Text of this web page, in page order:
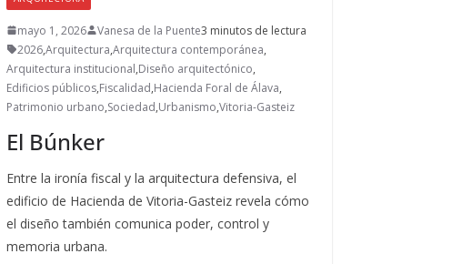
mayo 1, 2026 Vanesa de la Puente3 minutos de lectura
2026,Arquitectura,Arquitectura contemporánea,
Arquitectura institucional,Diseño arquitectónico,
Edificios públicos,Fiscalidad,Hacienda Foral de Álava,
Patrimonio urbano,Sociedad,Urbanismo,Vitoria-Gasteiz
El Búnker
Entre la ironía fiscal y la arquitectura defensiva, el
edificio de Hacienda de Vitoria-Gasteiz revela cómo
el diseño también comunica poder, control y
memoria urbana.